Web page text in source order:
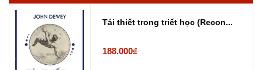
Tái thiết trong triết học (Recon...
188.000₫